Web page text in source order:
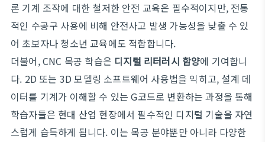
론 기계 조작에 대한 철저한 안전 교육은 필수적이지만, 전통
적인 수공구 사용에 비해 안전사고 발생 가능성을 낮출 수 있
어 초보자나 청소년 교육에도 적합합니다.
더불어, CNC 목공 학습은 디지털 리터러시 함양에 기여합니
다. 2D 또는 3D 모델링 소프트웨어 사용법을 익히고, 설계 데
이터를 기계가 이해할 수 있는 G코드로 변환하는 과정을 통해
학습자들은 현대 산업 현장에서 필수적인 디지털 기술을 자연
스럽게 습득하게 됩니다. 이는 목공 분야뿐만 아니라 다양한